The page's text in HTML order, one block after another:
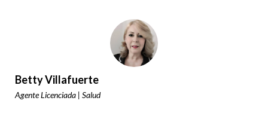
Betty Villafuerte
Agente Licenciada | Salud